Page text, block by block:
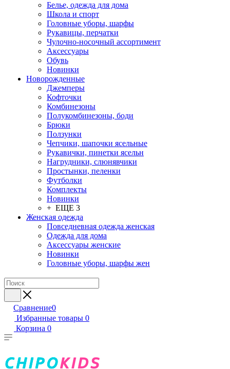
Белье, одежда для дома
Школа и спорт
Головные уборы, шарфы
Рукавицы, перчатки
Чулочно-носочный ассортимент
Аксессуары
Обувь
Новинки
Новорожденные
Джемперы
Кофточки
Комбинезоны
Полукомбинезоны, боди
Брюки
Ползунки
Чепчики, шапочки ясельные
Рукавички, пинетки ясельн
Нагрудники, слюнявчики
Простынки, пеленки
Футболки
Комплекты
Новинки
+ ЕЩЕ 3
Женская одежда
Повседневная одежда женская
Одежда для дома
Аксессуары женские
Новинки
Головные уборы, шарфы жен
Сравнение0
Избранные товары 0
Корзина 0